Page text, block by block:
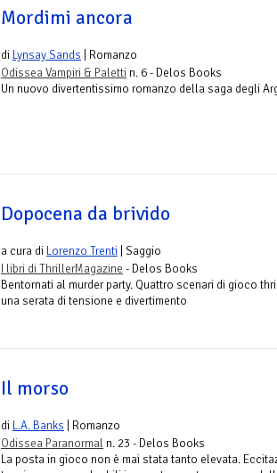
Mordimi ancora
di Lynsay Sands | Romanzo
Odissea Vampiri & Paletti n. 6 - Delos Books
Un nuovo divertentissimo romanzo della saga degli
Dopocena da brivido
a cura di Lorenzo Trenti | Saggio
I libri di ThrillerMagazine - Delos Books
Bentornati al murder party. Quattro scenari di gioco
una serata di tensione e divertimento
Il morso
di L.A. Banks | Romanzo
Odissea Paranormal n. 23 - Delos Books
La posta in gioco non è mai stata tanto elevata.